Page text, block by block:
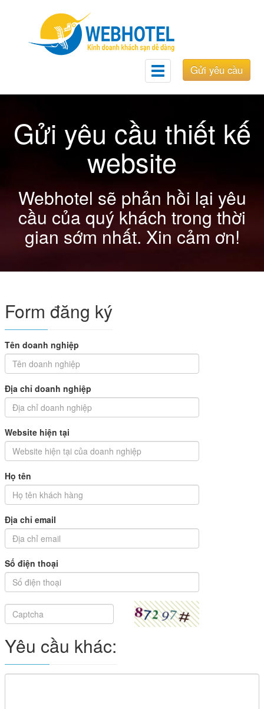
Gửi yêu cầu
Toggle
navigation
Gửi yêu cầu thiết kế
website
Webhotel sẽ phản hồi lại yêu
cầu của quý khách trong thời
gian sớm nhất. Xin cảm ơn!
Form đăng ký
Tên doanh nghiệp
Địa chỉ doanh nghiệp
Website hiện tại
Họ tên
Địa chỉ email
Số điện thoại
Yêu cầu khác: